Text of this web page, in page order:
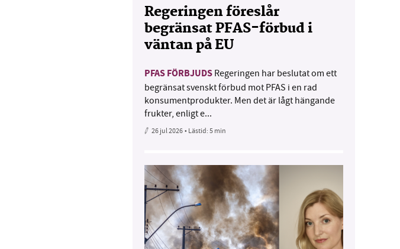
Regeringen föreslår
begränsat PFAS-förbud i
väntan på EU
PFAS FÖRBJUDS Regeringen har beslutat om ett
begränsat svenskt förbud mot PFAS i en rad
konsumentprodukter. Men det är lågt hängande
frukter, enligt e...
26 jul 2026• Lästid:5 min